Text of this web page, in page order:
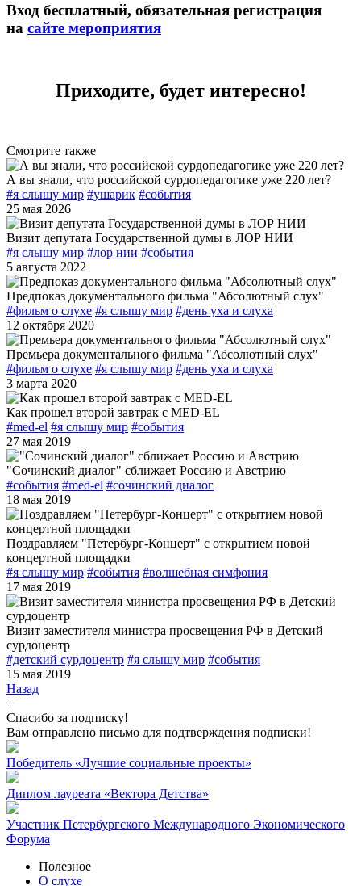
Вход бесплатный, обязательная регистрация
на сайте мероприятия
Приходите, будет интересно!
Смотрите также
А вы знали, что российской сурдопедагогике уже 220 лет?
#я слышу мир #ушарик #события
25 мая 2026
Визит депутата Государственной думы в ЛОР НИИ
#я слышу мир #лор нии #события
5 августа 2022
Предпоказ документального фильма "Абсолютный слух"
#фильм о слухе #я слышу мир #день уха и слуха
12 октября 2020
Премьера документального фильма "Абсолютный слух"
#фильм о слухе #я слышу мир #день уха и слуха
3 марта 2020
Как прошел второй завтрак с MED-EL
#med-el #я слышу мир #события
27 мая 2019
"Сочинский диалог" сближает Россию и Австрию
#события #med-el #сочинский диалог
18 мая 2019
Поздравляем "Петербург-Концерт" с открытием новой
концертной площадки
#я слышу мир #события #волшебная симфония
17 мая 2019
Визит заместителя министра просвещения РФ в Детский
сурдоцентр
#детский сурдоцентр #я слышу мир #события
15 мая 2019
Назад
+
Спасибо за подписку!
Вам отправлено письмо для подтверждения подписки!
Победитель «Лучшие социальные проекты»
Диплом лауреата «Вектора Детства»
Участник Петербургского Международного Экономического
Форума
Полезное
О слухе